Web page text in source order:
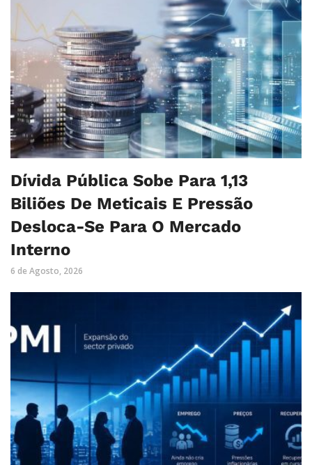
Dívida Pública Sobe Para 1,13
Biliões De Meticais E Pressão
Desloca-Se Para O Mercado
Interno
6 de Agosto, 2026